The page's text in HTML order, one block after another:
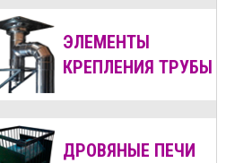
ЭЛЕМЕНТЫ
КРЕПЛЕНИЯ ТРУБЫ
ДРОВЯНЫЕ ПЕЧИ